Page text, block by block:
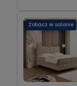
Zobacz w salonie